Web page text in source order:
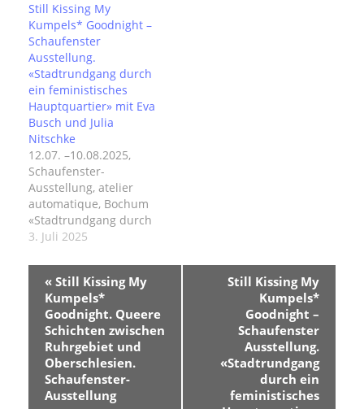
Still Kissing My
Kumpels* Goodnight –
Schaufenster
Ausstellung.
«Stadtrundgang durch
ein feministisches
Hauptquartier» mit Eva
Busch und Julia
Nitschke
12.07. –10.08.2025,
Schaufenster-
Ausstellung, atelier
automatique, Bochum
«Stadtrundgang durch
ein feministisches
Busch und Julia
NitschkeWir befinden
uns in einem
feministischen
Hauptquartier.Der
Stadtrundgang führt
durch das in der
Nachbarschaft des
atelier automatique
3. Juli 2025
« Still Kissing My
Kumpels*
Goodnight. Queere
Schichten zwischen
Ruhrgebiet und
Oberschlesien.
Schaufenster-
Ausstellung
Still Kissing My
Kumpels*
Goodnight –
Schaufenster
Ausstellung.
«Stadtrundgang
durch ein
feministisches